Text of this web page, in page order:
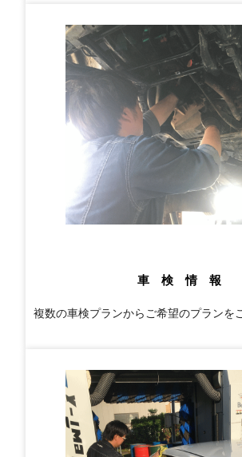
車 検 情 報
複数の車検プランからご希望のプランを